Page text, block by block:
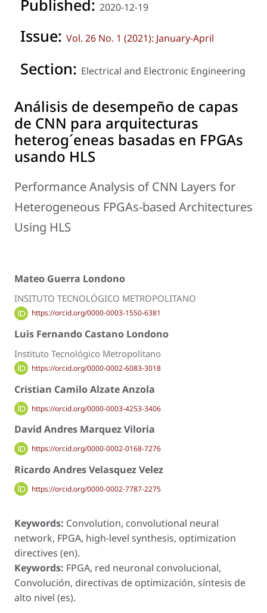
Published: 2020-12-19
Issue: Vol. 26 No. 1 (2021): January-April
Section: Electrical and Electronic Engineering
Análisis de desempeño de capas
de CNN para arquitecturas
heterog´eneas basadas en FPGAs
usando HLS
Performance Analysis of CNN Layers for
Heterogeneous FPGAs-based Architectures
Using HLS
Mateo Guerra Londono
INSITUTO TECNOLÓGICO METROPOLITANO
https://orcid.org/0000-0003-1550-6381
Luis Fernando Castano Londono
Instituto Tecnológico Metropolitano
https://orcid.org/0000-0002-6083-3018
Cristian Camilo Alzate Anzola
https://orcid.org/0000-0003-4253-3406
David Andres Marquez Viloria
https://orcid.org/0000-0002-0168-7276
Ricardo Andres Velasquez Velez
https://orcid.org/0000-0002-7787-2275
Keywords: Convolution, convolutional neural
network, FPGA, high-level synthesis, optimization
directives (en).
Keywords: FPGA, red neuronal convolucional,
Convolución, directivas de optimización, síntesis de
alto nivel (es).